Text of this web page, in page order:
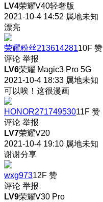
LV4荣耀V40轻奢版
2021-10-4 14:52 属地未知
漂亮
荣耀粉丝21361428110F 赞
评论 举报
LV6荣耀 Magic3 Pro 5G
2021-10-4 18:33 属地未知
可以唉！这很漫画
HONOR27174953011F 赞
评论 举报
LV7荣耀V20
2021-10-4 19:10 属地未知
谢谢分享
wxg97312F 赞
评论 举报
LV9荣耀V30 Pro